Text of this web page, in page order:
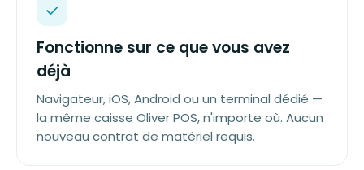
Fonctionne sur ce que vous avez
déjà
Navigateur, iOS, Android ou un terminal dédié —
la même caisse Oliver POS, n'importe où. Aucun
nouveau contrat de matériel requis.